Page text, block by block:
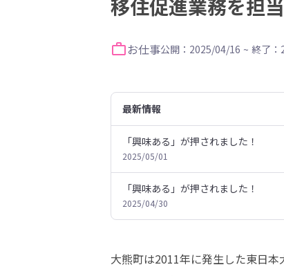
移住促進業務を担
お仕事公開：2025/04/16 ~ 終了：
最新情報
「興味ある」が押されました！
2025/05/01
「興味ある」が押されました！
2025/04/30
大熊町は2011年に発生した東日